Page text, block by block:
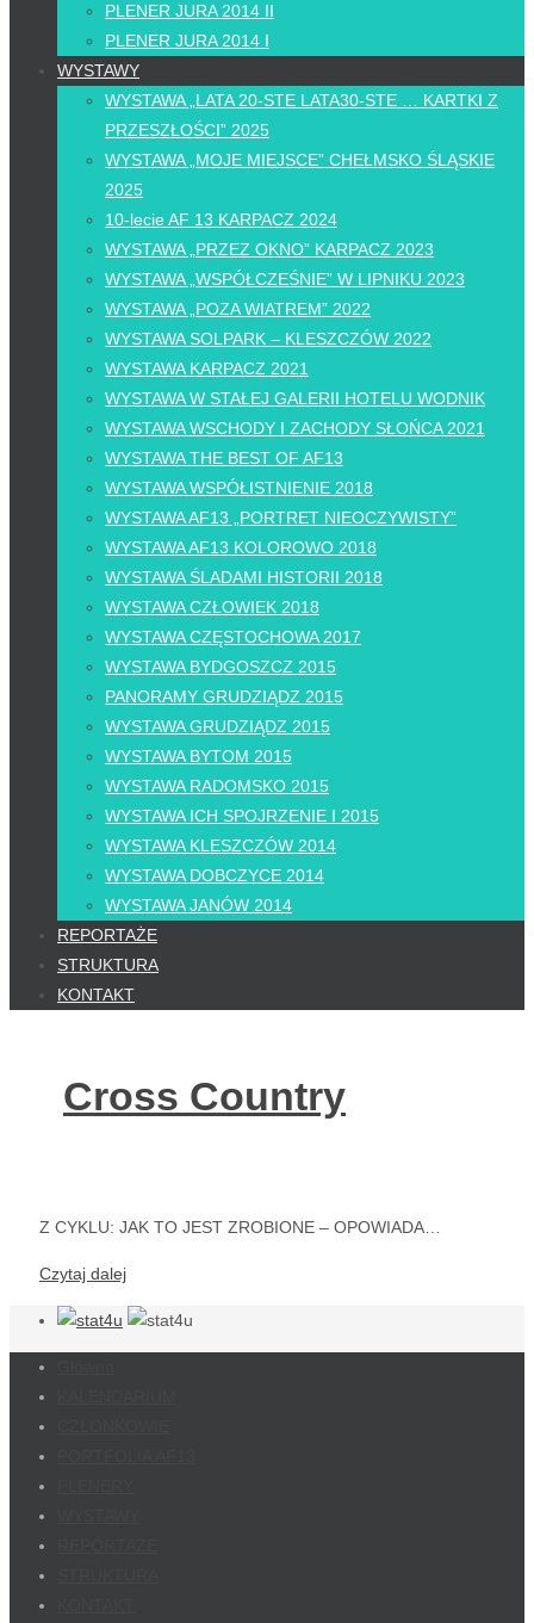
PLENER JURA 2014 II
PLENER JURA 2014 I
WYSTAWY
WYSTAWA „LATA 20-STE LATA30-STE … KARTKI Z
PRZESZŁOŚCI” 2025
WYSTAWA „MOJE MIEJSCE” CHEŁMSKO ŚLĄSKIE
2025
10-lecie AF 13 KARPACZ 2024
WYSTAWA „PRZEZ OKNO” KARPACZ 2023
WYSTAWA „WSPÓŁCZEŚNIE” W LIPNIKU 2023
WYSTAWA „POZA WIATREM” 2022
WYSTAWA SOLPARK – KLESZCZÓW 2022
WYSTAWA KARPACZ 2021
WYSTAWA W STAŁEJ GALERII HOTELU WODNIK
WYSTAWA WSCHODY I ZACHODY SŁOŃCA 2021
WYSTAWA THE BEST OF AF13
WYSTAWA WSPÓŁISTNIENIE 2018
WYSTAWA AF13 „PORTRET NIEOCZYWISTY”
WYSTAWA AF13 KOLOROWO 2018
WYSTAWA ŚLADAMI HISTORII 2018
WYSTAWA CZŁOWIEK 2018
WYSTAWA CZĘSTOCHOWA 2017
WYSTAWA BYDGOSZCZ 2015
PANORAMY GRUDZIĄDZ 2015
WYSTAWA GRUDZIĄDZ 2015
WYSTAWA BYTOM 2015
WYSTAWA RADOMSKO 2015
WYSTAWA ICH SPOJRZENIE I 2015
WYSTAWA KLESZCZÓW 2014
WYSTAWA DOBCZYCE 2014
WYSTAWA JANÓW 2014
REPORTAŻE
STRUKTURA
KONTAKT
Cross Country
Z CYKLU: JAK TO JEST ZROBIONE – OPOWIADA…
Czytaj dalej